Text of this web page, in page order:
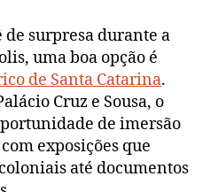
de surpresa durante a
uma boa opção é
de Santa Catarina.
Cruz e Sousa, o
de imersão
exposições que
até documentos